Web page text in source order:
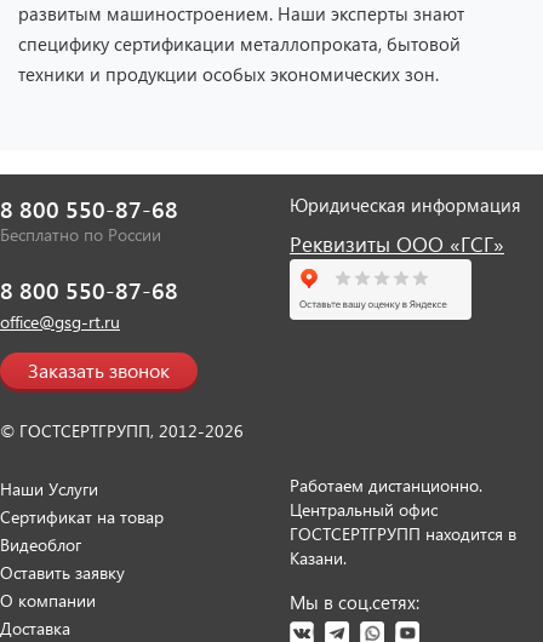
развитым машиностроением. Наши эксперты знают
специфику сертификации металлопроката, бытовой
техники и продукции особых экономических зон.
8 800 550-87-68
Бесплатно по России
8 800 550-87-68
office@gsg-rt.ru
Заказать звонок
© ГОСТСЕРТГРУПП, 2012-2026
Юридическая информация
Реквизиты ООО «ГСГ»
Наши Услуги
Сертификат на товар
Видеоблог
Оставить заявку
О компании
Доставка
Работаем дистанционно.
Центральный офис
ГОСТСЕРТГРУПП находится в
Казани.
Мы в соц.сетях: